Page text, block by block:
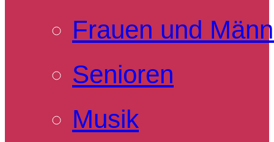
Frauen und
Senioren
Musik